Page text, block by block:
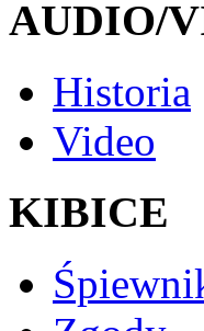
AUDIO/
Historia
Video
KIBICE